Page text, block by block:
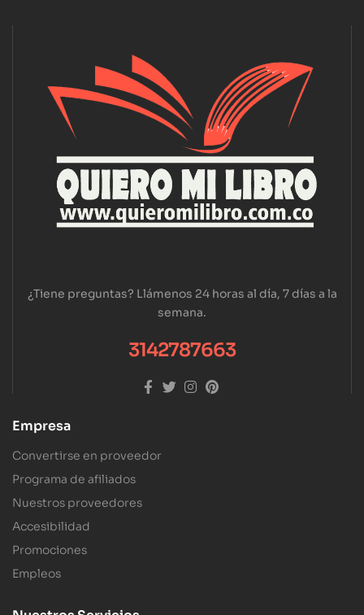
¿Tiene preguntas? Llámenos 24 horas al día, 7 días a la
semana.
3142787663
Empresa
Convertirse en proveedor
Programa de afiliados
Nuestros proveedores
Accesibilidad
Promociones
Empleos